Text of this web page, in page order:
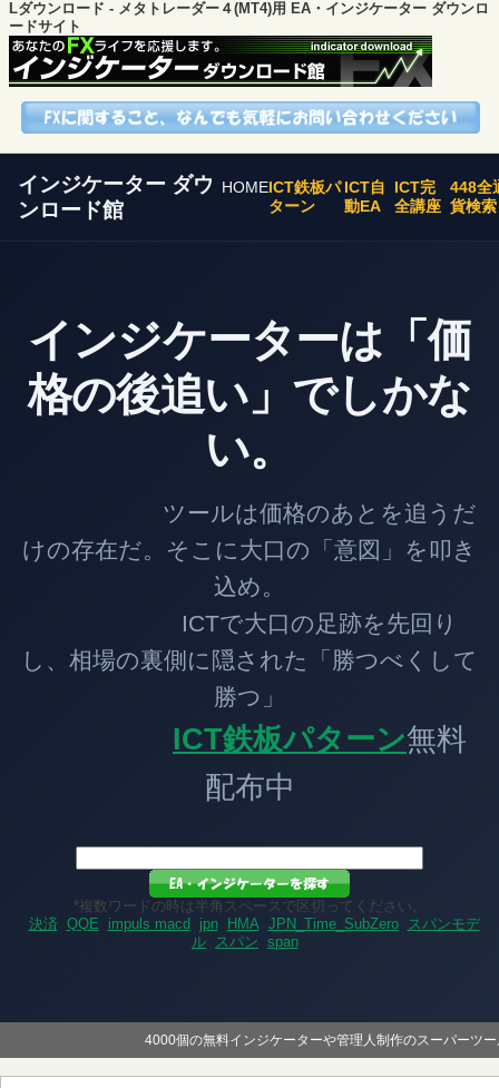
Lダウンロード - メタトレーダー４(MT4)用 EA・インジケーター ダウンロ
ードサイト
インジケーター ダウ
ンロード館
HOMEICT鉄板パ
ターン
ICT自
動EA
ICT完
全講座
448全
貨検索
インジケーターは「価
格の後追い」でしかな
い。
ツールは価格のあとを追うだ
けの存在だ。そこに大口の「意図」を叩き
込め。
ICTで大口の足跡を先回り
し、相場の裏側に隠された「勝つべくして
勝つ」
ICT鉄板パターン無料
配布中
*複数ワードの時は半角スペースで区切ってください。
決済 QQE impuls macd jpn HMA JPN_Time_SubZero
スパンモデ
ル
スパン span
4000個の無料インジケーターや管理人制作のスーパーツ